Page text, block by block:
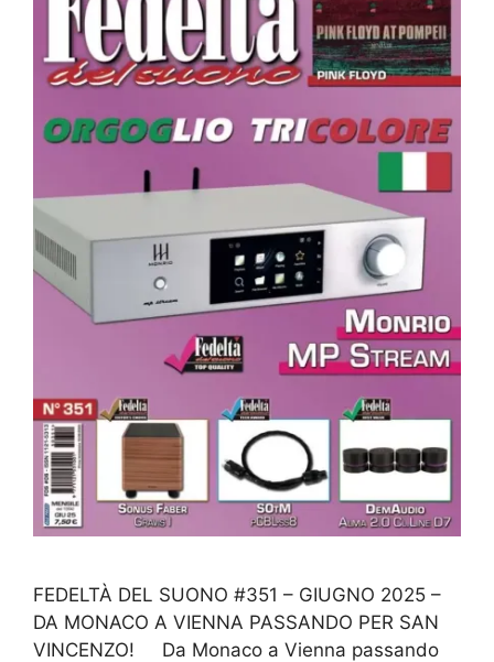
FEDELTÀ DEL SUONO #351 – GIUGNO 2025 –
DA MONACO A VIENNA PASSANDO PER SAN
VINCENZO! Da Monaco a Vienna passando